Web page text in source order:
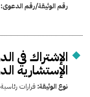
رقم الوثيقة/رقم الدعوى:
الإشتراك في
الإستشاريه
نوع الوثيقة: قرارات رئاسية